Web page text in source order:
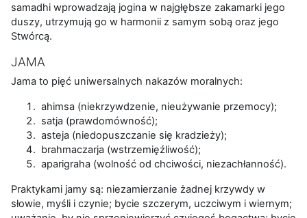
samadhi wprowadzają jogina w najgłębsze zakamarki jego
duszy, utrzymują go w harmonii z samym sobą oraz jego
Stwórcą.
JAMA
Jama to pięć uniwersalnych nakazów moralnych:
ahimsa (niekrzywdzenie, nieużywanie przemocy);
satja (prawdomówność);
asteja (niedopuszczanie się kradzieży);
brahmaczarja (wstrzemięźliwość);
aparigraha (wolność od chciwości, niezachłanność).
Praktykami jamy są: niezamierzanie żadnej krzywdy w
słowie, myśli i czynie; bycie szczerym, uczciwym i wiernym;